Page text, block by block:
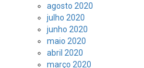
agosto 2020
julho 2020
junho 2020
maio 2020
abril 2020
março 2020